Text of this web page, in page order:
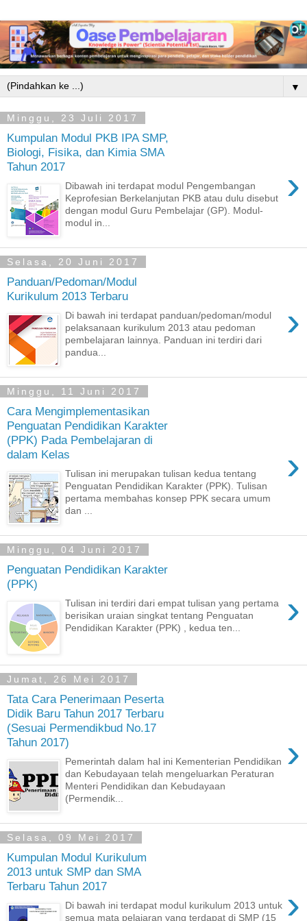
▼
Minggu, 23 Juli 2017
Kumpulan Modul PKB IPA SMP,
Biologi, Fisika, dan Kimia SMA
Tahun 2017
›
Dibawah ini terdapat modul Pengembangan
Keprofesian Berkelanjutan PKB atau dulu disebut
dengan modul Guru Pembelajar (GP). Modul-
modul in...
Selasa, 20 Juni 2017
Panduan/Pedoman/Modul
Kurikulum 2013 Terbaru
›
Di bawah ini terdapat panduan/pedoman/modul
pelaksanaan kurikulum 2013 atau pedoman
pembelajaran lainnya. Panduan ini terdiri dari
pandua...
Minggu, 11 Juni 2017
Cara Mengimplementasikan
Penguatan Pendidikan Karakter
(PPK) Pada Pembelajaran di
dalam Kelas
›
Tulisan ini merupakan tulisan kedua tentang
Penguatan Pendidikan Karakter (PPK). Tulisan
pertama membahas konsep PPK secara umum
dan ...
Minggu, 04 Juni 2017
Penguatan Pendidikan Karakter
(PPK)
›
Tulisan ini terdiri dari empat tulisan yang pertama
berisikan uraian singkat tentang Penguatan
Pendidikan Karakter (PPK) , kedua ten...
Jumat, 26 Mei 2017
Tata Cara Penerimaan Peserta
Didik Baru Tahun 2017 Terbaru
(Sesuai Permendikbud No.17
Tahun 2017)
›
Pemerintah dalam hal ini Kementerian Pendidikan
dan Kebudayaan telah mengeluarkan Peraturan
Menteri Pendidikan dan Kebudayaan
(Permendik...
Selasa, 09 Mei 2017
Kumpulan Modul Kurikulum
2013 untuk SMP dan SMA
Terbaru Tahun 2017
›
Di bawah ini terdapat modul kurikulum 2013 untuk
semua mata pelajaran yang terdapat di SMP (15